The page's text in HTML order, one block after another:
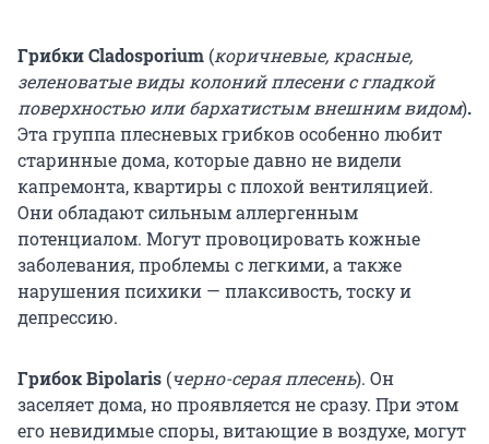
Грибки Cladosporium (коричневые, красные,
зеленоватые виды колоний плесени с гладкой
поверхностью или бархатистым внешним видом).
Эта группа плесневых грибков особенно любит
старинные дома, которые давно не видели
капремонта, квартиры с плохой вентиляцией.
Они обладают сильным аллергенным
потенциалом. Могут провоцировать кожные
заболевания, проблемы с легкими, а также
нарушения психики — плаксивость, тоску и
депрессию.
Грибок Bipolaris (черно-серая плесень). Он
заселяет дома, но проявляется не сразу. При этом
его невидимые споры, витающие в воздухе, могут